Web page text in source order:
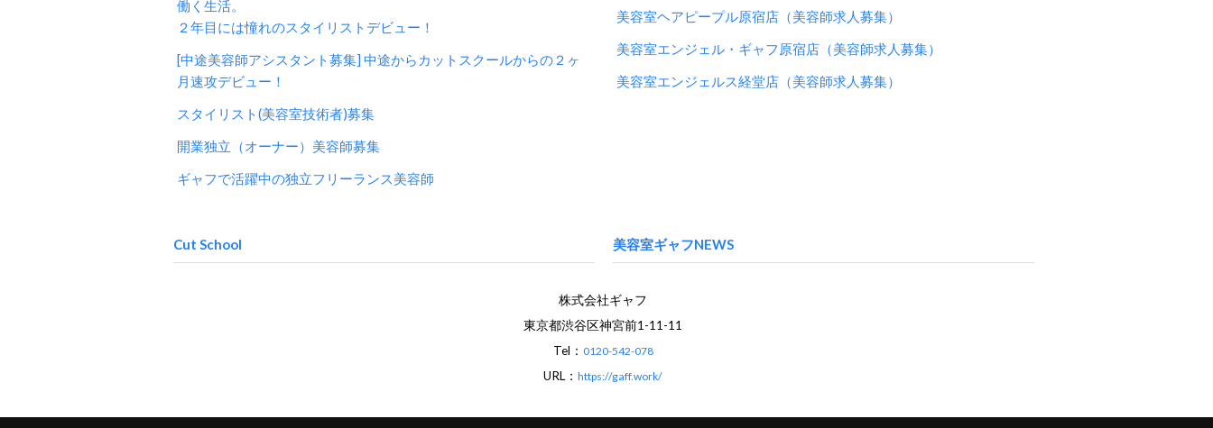
働く生活。
２年目には憧れのスタイリストデビュー！
[中途美容師アシスタント募集] 中途からカットスクールからの２ヶ
月速攻デビュー！
スタイリスト(美容室技術者)募集
開業独立（オーナー）美容師募集
ギャフで活躍中の独立フリーランス美容師
美容室ヘアピープル原宿店（美容師求人募集）
美容室エンジェル・ギャフ原宿店（美容師求人募集）
美容室エンジェルス経堂店（美容師求人募集）
Cut School 美容室ギャフNEWS
株式会社ギャフ
東京都渋谷区神宮前1-11-11
Tel： 0120-542-078
URL：https://gaff.work/